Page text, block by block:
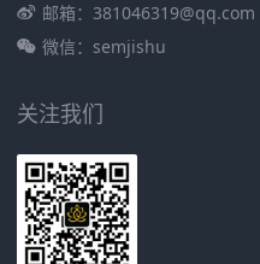
邮箱：381046319@qq.com
微信：semjishu
关注我们